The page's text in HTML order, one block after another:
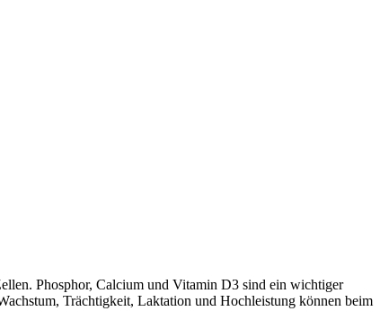
Phosphor, Calcium und Vitamin D3 sind ein wichtiger
Trächtigkeit, Laktation und Hochleistung können beim